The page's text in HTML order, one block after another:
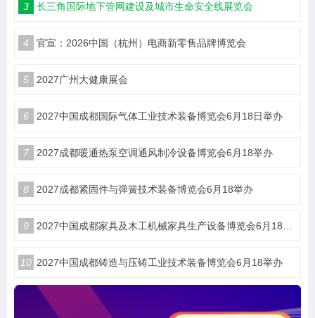
3 长三角国际地下管网建设及城市生命安全线展览会
4 官宣：2026中国（杭州）电商新零售品牌博览会
5 2027广州大健康展会
6 2027中国成都国际气体工业技术装备博览会6月18日举办
7 2027成都暖通热泵空调通风制冷设备博览会6月18举办
8 2027成都紧固件与弹簧技术装备博览会6月18举办
9 2027中国成都家具及木工机械家具生产设备博览会6月18举办
10 2027中国成都铸造与压铸工业技术装备博览会6月18举办